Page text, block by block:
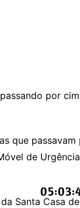
por
que passavam
de
Santa Casa